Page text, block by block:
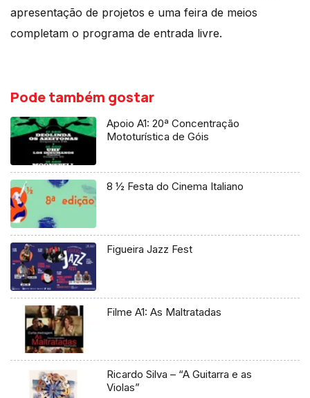
apresentação de projetos e uma feira de meios
completam o programa de entrada livre.
Pode também gostar
Apoio A1: 20ª Concentração
Mototurística de Góis
8 ½ Festa do Cinema Italiano
Figueira Jazz Fest
Filme A1: As Maltratadas
Ricardo Silva – “A Guitarra e as
Violas”